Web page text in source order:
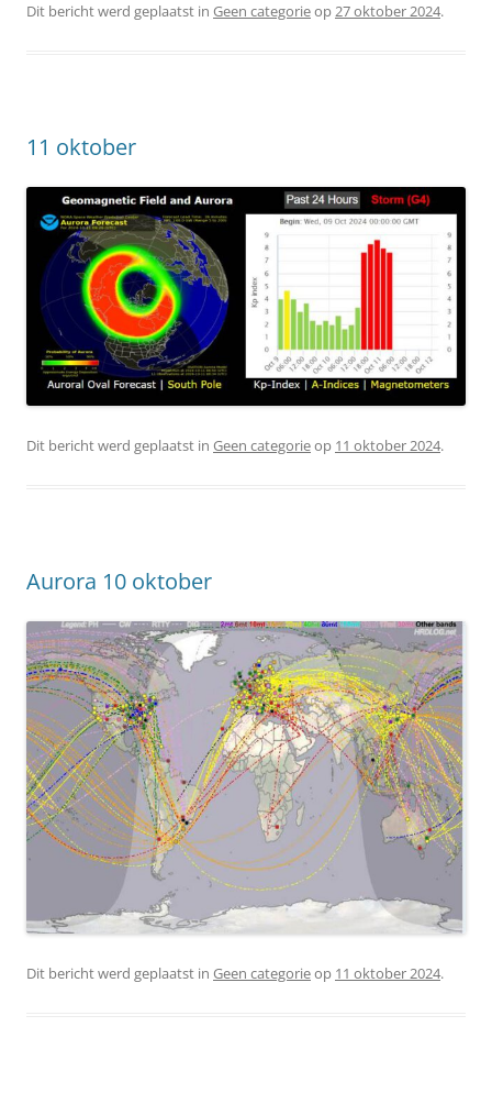
Dit bericht werd geplaatst in Geen categorieop27 oktober 2024.
11 oktober
Dit bericht werd geplaatst in Geen categorieop 11 oktober 2024.
Aurora 10 oktober
Dit bericht werd geplaatst in Geen categorieop 11 oktober 2024.